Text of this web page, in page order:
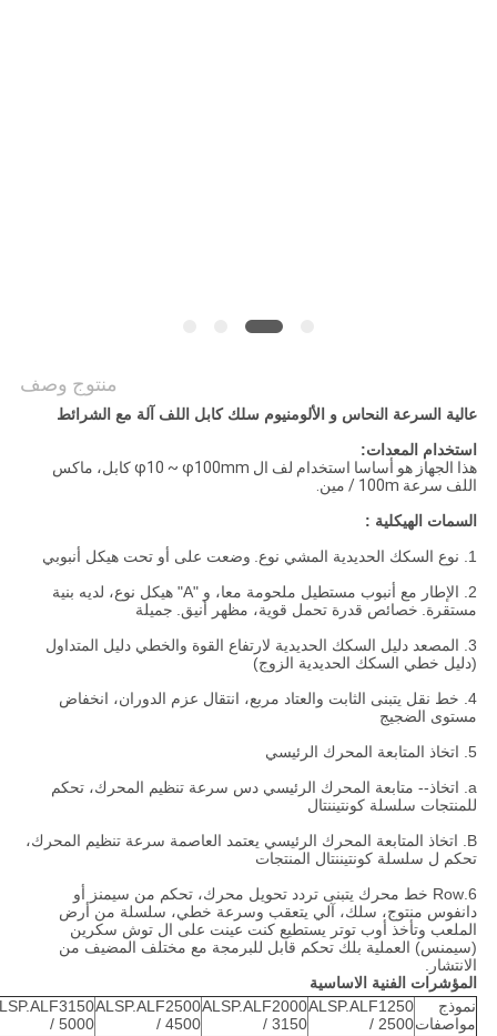
منتوج وصف
عالية السرعة النحاس و الألومنيوم سلك كابل اللف آلة مع الشرائط
استخدام المعدات:
هذا الجهاز هو أساسا استخدام لف ال φ10 ~ φ100mm كابل، ماكس
اللف سرعة 100m / مين.
السمات الهيكلية :
1. نوع السكك الحديدية المشي نوع.
وضعت على أو تحت هيكل أنبوبي
2. الإطار مع أنبوب مستطيل ملحومة معا، و "A" هيكل نوع، لديه بنية
مستقرة. خصائص قدرة تحمل قوية، مظهر أنيق. جميلة
3. المصعد دليل السكك الحديدية لارتفاع القوة والخطي دليل المتداول
(دليل خطي السكك الحديدية الزوج)
4. خط نقل يتبنى الثابت والعتاد مربع، انتقال عزم الدوران، انخفاض
مستوى الضجيج
5. اتخاذ المتابعة المحرك الرئيسي
a. اتخاذ-- متابعة المحرك الرئيسي دس سرعة تنظيم المحرك، تحكم
للمنتجات سلسلة كونتيننتال
B. اتخاذ المتابعة المحرك الرئيسي يعتمد العاصمة سرعة تنظيم المحرك،
تحكم ل سلسلة كونتيننتال المنتجات
6.Row خط محرك يتبنى تردد تحويل محرك، تحكم من سيمنز أو
دانفوس منتوج، سلك، آلي يتعقب وسرعة خطي، سلسلة من أرض
الملعب وتأخذ أوب توتر يستطيع كنت عينت على ال توش سكرين
(سيمنس) العملية بلك تحكم قابل للبرمجة مع مختلف المضيف من
الانتشار.
المؤشرات الفنية الاساسية
نموذج
مواصفات
ALSP.ALF1250
/ 2500
ALSP.ALF2000
/ 3150
ALSP.ALF2500
/ 4500
/ 5000